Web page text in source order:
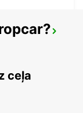
ceļa